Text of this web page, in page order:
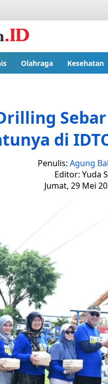
Olahraga Kesehatan
di
Penulis: Agung
Editor: Yuda
Jumat, 29 Mei